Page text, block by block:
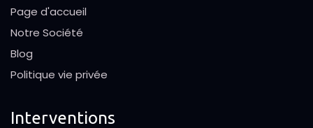
Page d'accueil
Notre Société
Blog
Politique vie privée
Interventions